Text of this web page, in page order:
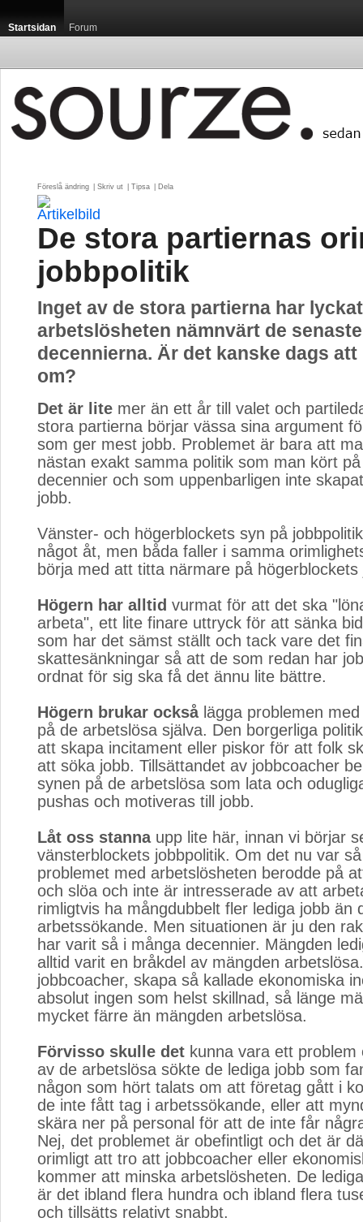
Startsidan Forum
Föreslå ändring Skriv ut Tipsa Dela
De stora partiernas
jobbpolitik
Inget av de stora partierna har
arbetslösheten nämnvärt de
decennierna. Är det kanske dags
om?
Det är lite mer än ett år till valet och
stora partierna börjar vässa sina argument
som ger mest jobb. Problemet är bara att
nästan exakt samma politik som man kört
decennier och som uppenbarligen inte
jobb.
Vänster- och högerblockets syn på
något åt, men båda faller i samma
börja med att titta närmare på högerblockets
Högern har alltid vurmat för att det ska
arbeta", ett lite finare uttryck för att sänka
som har det sämst ställt och tack vare det
skattesänkningar så att de som redan har
ordnat för sig ska få det ännu lite bättre.
Högern brukar ocksålägga problemen
på de arbetslösa själva. Den borgerliga
att skapa incitament eller piskor för att folk
att söka jobb. Tillsättandet av jobbcoacher
synen på de arbetslösa som lata och
pushas och motiveras till jobb.
Låt oss stannaupp lite här, innan vi börjar
vänsterblockets jobbpolitik. Om det nu var
problemet med arbetslösheten berodde på
och slöa och inte är intresserade av att
rimligtvis ha mångdubbelt fler lediga jobb än
arbetssökande. Men situationen är ju den
har varit så i många decennier. Mängden
alltid varit en bråkdel av mängden
jobbcoacher, skapa så kallade ekonomiska
absolut ingen som helst skillnad, så länge
mycket färre än mängden arbetslösa.
Förvisso skulle det kunna vara ett problem
av de arbetslösa sökte de lediga jobb som
någon som hört talats om att företag gått i
de inte fått tag i arbetssökande, eller att
skära ner på personal för att de inte får
Nej, det problemet är obefintligt och det är
orimligt att tro att jobbcoacher eller
kommer att minska arbetslösheten. De
är det ibland flera hundra och ibland flera
och tillsätts relativt snabbt.